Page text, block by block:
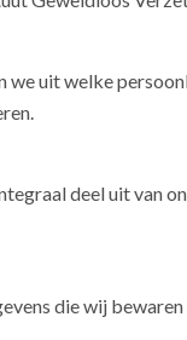
we uit welke
deel uit van
die wij